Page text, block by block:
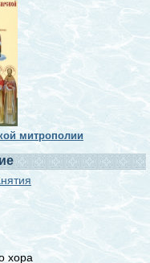
митрополии
хора